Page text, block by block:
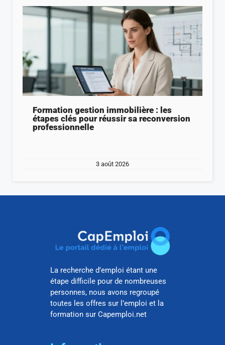
Formation gestion immobilière : les
étapes clés pour réussir sa reconversion
professionnelle
3 août 2026
La recherche d’emploi étant une
étape difficile pour de nombreuses
personnes, nous avons regroupé
toutes les offres sur l’emploi et la
formation sur Capemploi.net